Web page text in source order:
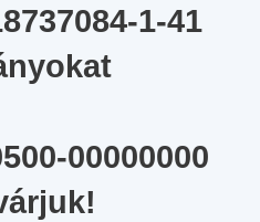
1-41
00000000